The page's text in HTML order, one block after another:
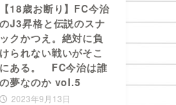
【18歳お断り】FC今治
のJ3昇格と伝説のスナ
ックかつえ。絶対に負
けられない戦いがそこ
にある。 FC今治は誰
の夢なのか vol.5
2023年9月13日